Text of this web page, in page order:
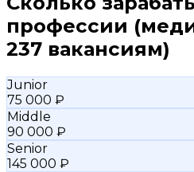
профессии
237 вакансиям)
Junior
75 000 ₽
Middle
90 000 ₽
Senior
145 000 ₽